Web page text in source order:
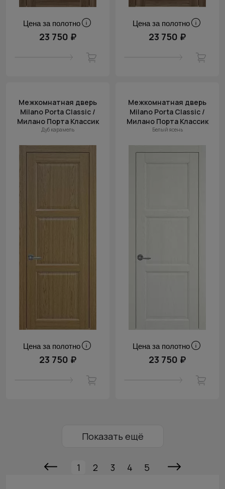
Цена за полотно
23 750 ₽
Цена за полотно
23 750 ₽
Межкомнатная дверь
Milano Porta Classic /
Милано Порта Классик
Дуб карамель
Цена за полотно
23 750 ₽
Межкомнатная дверь
Milano Porta Classic /
Милано Порта Классик
Белый ясень
Цена за полотно
23 750 ₽
Показать ещё
1 2 3 4 5